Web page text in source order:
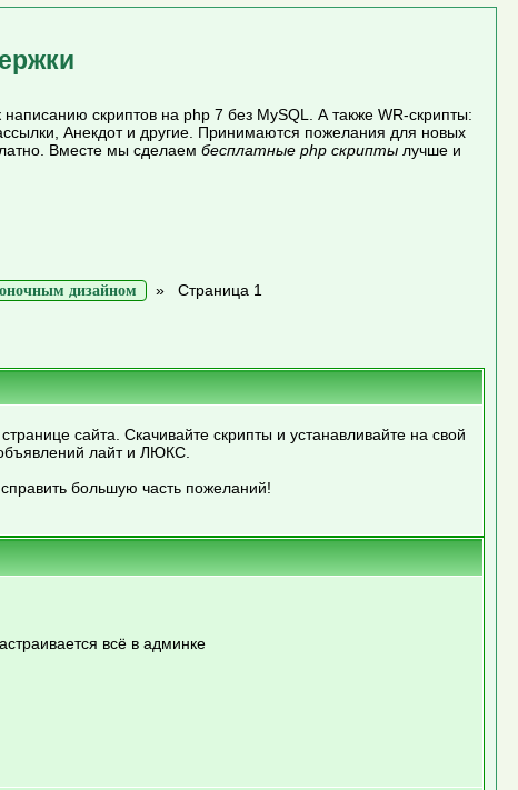
скриптов на php 7 без MySQL. А также WR-скрипты:
Анекдот и другие. Принимаются пожелания для новых
Вместе мы сделаем бесплатные php скриптылучше и
дизайном » Страница 1
сайта. Скачивайте скрипты и устанавливайте на свой
лайт и ЛЮКС.
большую часть пожеланий!
всё в админке